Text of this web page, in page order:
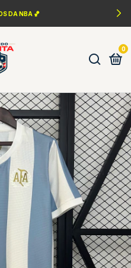
DA ÉPOCA ✍️
0